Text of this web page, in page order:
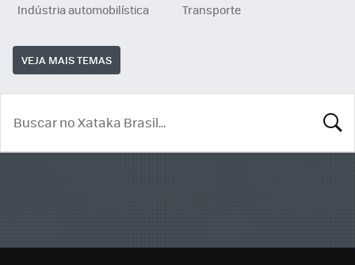
Indústria automobilística
Transporte
VEJA MAIS TEMAS